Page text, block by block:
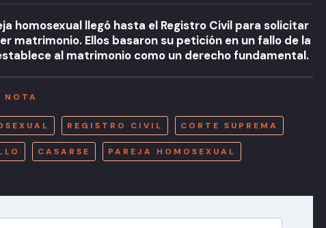
homosexual llegó hasta el Registro Civil para solicitar
matrimonio. Ellos basaron su petición en un fallo de la
al matrimonio como un derecho fundamental.
NOTA
REGISTRO CIVIL CORTE SUPREMA
CASARSE PAREJA HOMOSEXUAL